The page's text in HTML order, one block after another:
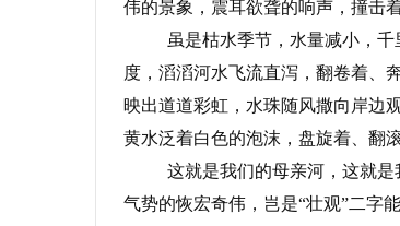
伟的景象，震耳欲聋的响声，撞击
虽是枯水季节，水量减小，
度，滔滔河水飞流直泻，翻卷着、
映出道道彩虹，水珠随风撒向岸边
黄水泛着白色的泡沫，盘旋着、翻
这就是我们的母亲河，这就
气势的恢宏奇伟，岂是“壮观”二字